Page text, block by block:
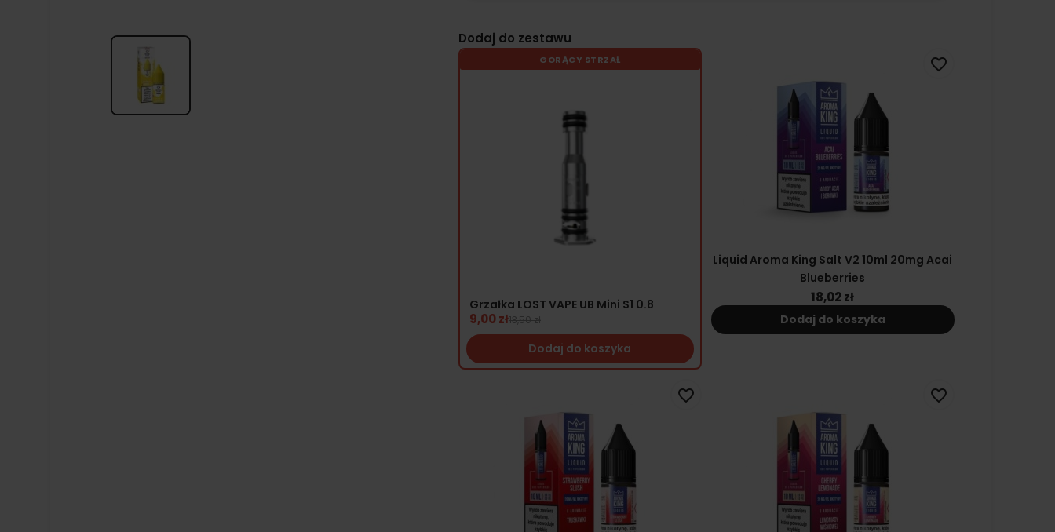
Dodaj do zestawu
GORĄCY STRZAŁ
Grzałka LOST VAPE UB Mini S1 0.8
9,00 zł13,50 zł
Dodaj do koszyka
Liquid Aroma King Salt V2 10ml 20mg Acai
Blueberries
18,02 zł
Dodaj do koszyka
favorite_border
favorite_border favorite_border